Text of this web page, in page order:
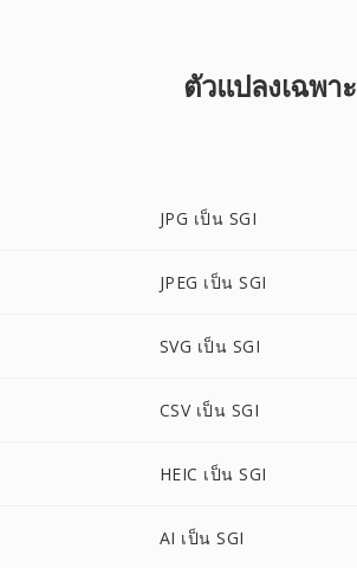
ตัวแปลงเฉพาะ
JPG เป็น SGI
JPEG เป็น SGI
SVG เป็น SGI
CSV เป็น SGI
HEIC เป็น SGI
AI เป็น SGI